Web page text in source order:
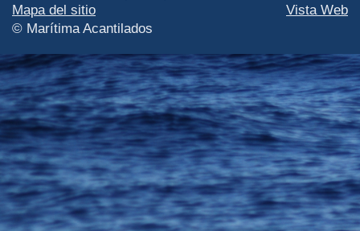
Mapa del sitio
© Marítima Acantilados
Vista Web